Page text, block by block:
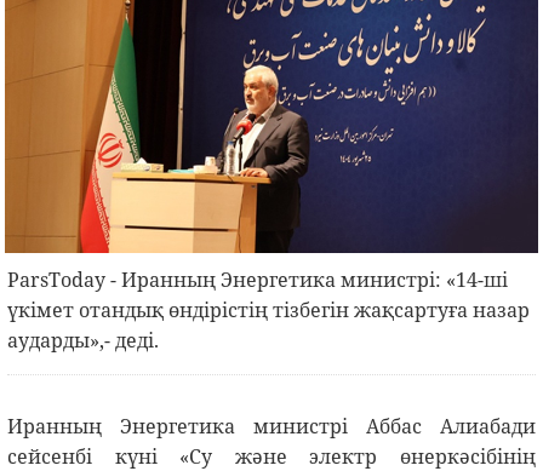
ParsToday - Иранның Энергетика министрі: «14-ші
үкімет отандық өндірістің тізбегін жақсартуға назар
аударды»,- деді.
Иранның Энергетика министрі Аббас Алиабади
сейсенбі күні «Су және электр өнеркәсібінің